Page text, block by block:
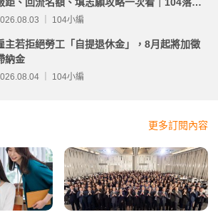
距、回流名額、填志願攻略一次看｜104落點
析
｜ 104小編
主若拒絕勞工「自提退休金」，8月起將加徵
納金
｜ 104小編
更多訂閱內容